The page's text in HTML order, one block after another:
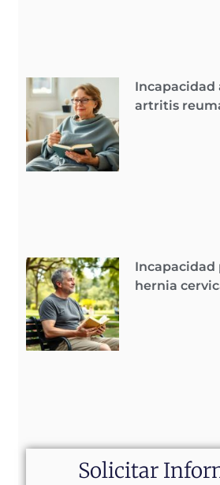
Incapacidad
artritis
hernia
Solicitar